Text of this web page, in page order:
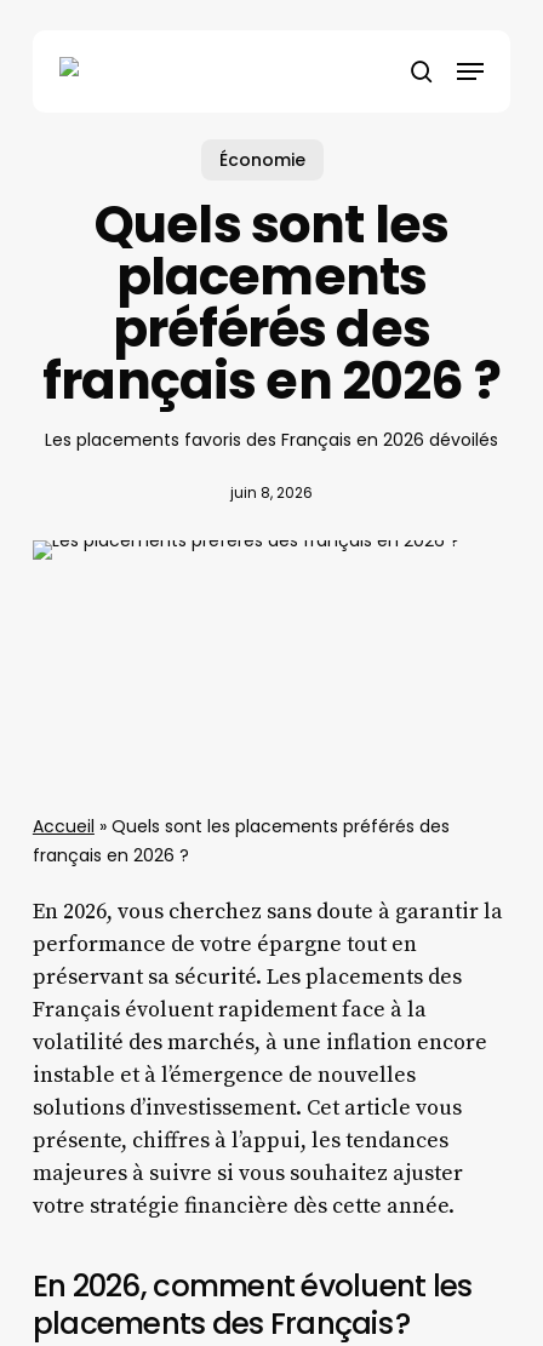
search
Menu
Économie
Quels sont les
placements
préférés des
français en 2026 ?
Les placements favoris des Français en 2026 dévoilés
juin 8, 2026
Accueil » Quels sont les placements préférés des
français en 2026 ?
En 2026, vous cherchez sans doute à garantir la
performance de votre épargne tout en
préservant sa sécurité. Les placements des
Français évoluent rapidement face à la
volatilité des marchés, à une inflation encore
instable et à l’émergence de nouvelles
solutions d’investissement. Cet article vous
présente, chiffres à l’appui, les tendances
majeures à suivre si vous souhaitez ajuster
votre stratégie financière dès cette année.
En 2026, comment évoluent les
placements des Français ?